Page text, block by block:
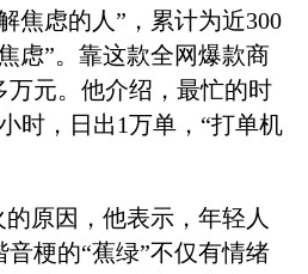
焦虑的人”，累计为近300
虑”。靠这款全网爆款商
万元。他介绍，最忙的时
时，日出1万单，“打单机
的原因，他表示，年轻人
梗的“蕉绿”不仅有情绪